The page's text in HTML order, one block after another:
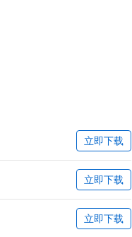
立即下载
立即下载
立即下载